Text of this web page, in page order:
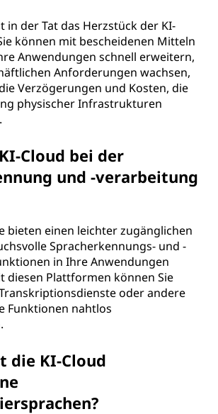
in der Tat das Herzstück der KI-
können mit bescheidenen Mitteln
Anwendungen schnell erweitern,
Anforderungen wachsen,
Verzögerungen und Kosten, die
physischer Infrastrukturen
Cloud bei der
und -verarbeitung
bieten einen leichter zugänglichen
Spracherkennungs- und -
in Ihre Anwendungen
diesen Plattformen können Sie
oder andere
Funktionen nahtlos
die KI-Cloud